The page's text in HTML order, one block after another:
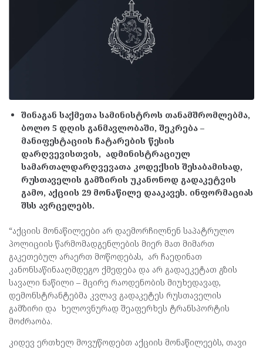
შინაგან საქმეთა სამინისტროს თანამშრომლებმა,
ბოლო 5 დღის განმავლობაში, შეკრება –
მანიფესტაციის ჩატარების წესის
დარღვევისთვის, ადმინისტრაციულ
სამართალდარღვევათა კოდექსის შესაბამისად,
რუსთაველის გამზირის უკანონოდ გადაკეტვის
გამო, აქციის 29 მონაწილე დააკავეს. ინფორმაციას
შსს ავრცელებს.
“აქციის მონაწილეები არ დაემორჩილნენ საპატრულო
პოლიციის წარმომადგენლების მიერ მათ მიმართ
გაკეთებულ არაერთ მოწოდებას, არ ჩაედინათ
კანონსაწინააღმდეგო ქმედება და არ გადაეკეტათ გზის
სავალი ნაწილი – მცირე რაოდენობის მიუხედავად,
დემონსტრანტებმა კვლავ გადაკეტეს რუსთაველის
გამზირი და ხელოვნურად შეაფერხეს ტრანსპორტის
მოძრაობა.
კიდევ ერთხელ მოვუწოდებთ აქციის მონაწილეებს, თავი